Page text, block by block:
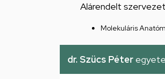
Alárendelt
Molekuláris
dr. Szücs Péter